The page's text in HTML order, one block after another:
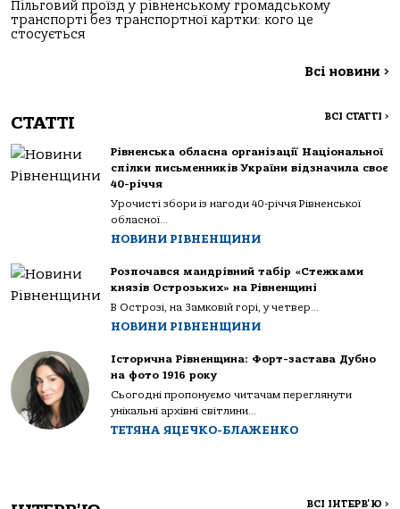
Пільговий проїзд у рівненському громадському
транспорті без транспортної картки: кого це
стосується
Всі новини >
СТАТТІ ВСІ СТАТТІ >
Рівненська обласна організації Національної
спілки письменників України відзначила своє
40-річчя
Урочисті збори із нагоди 40-річчя Рівненської
обласної...
НОВИНИ РІВНЕНЩИНИ
Розпочався мандрівний табір «Стежками
князів Острозьких» на Рівненщині
В Острозі, на Замковій горі, у четвер...
НОВИНИ РІВНЕНЩИНИ
Історична Рівненщина: Форт-застава Дубно
на фото 1916 року
Сьогодні пропонуємо читачам переглянути
унікальні архівні світлини...
ТЕТЯНА ЯЦЕЧКО-БЛАЖЕНКО
ВСІ ІНТЕРВ'Ю >